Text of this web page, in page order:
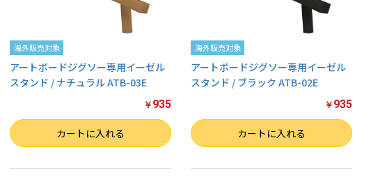
海外販売対象
アートボードジグソー専用イーゼル
スタンド / ナチュラル ATB-03E
￥ 935
数量 カートに入れる
海外販売対象
アートボードジグソー専用イーゼル
スタンド / ブラック ATB-02E
￥ 935
数量 カートに入れる